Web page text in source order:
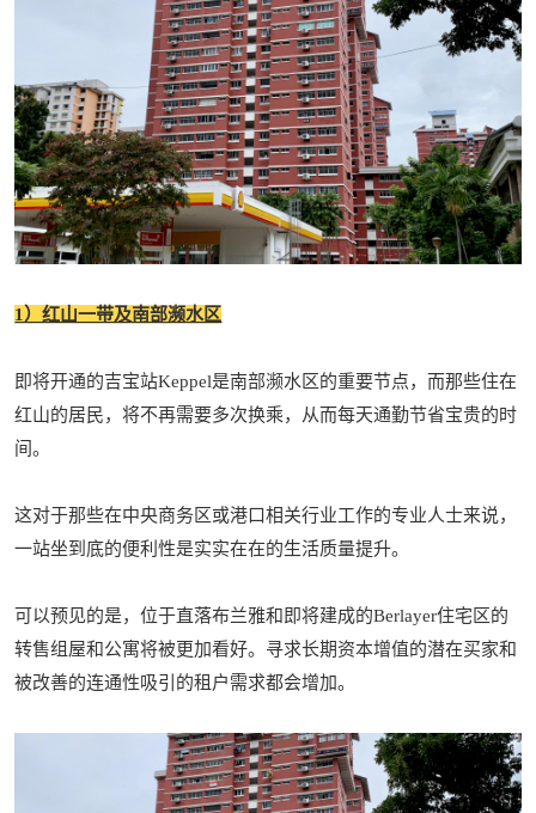
1）红山一带及南部濒水区
即将开通的吉宝站Keppel是南部濒水区的重要节点，而那些住在
红山的居民，将不再需要多次换乘，从而每天通勤节省宝贵的时
间。
这对于那些在中央商务区或港口相关行业工作的专业人士来说，
一站坐到底的便利性是实实在在的生活质量提升。
可以预见的是，位于直落布兰雅和即将建成的Berlayer住宅区的
转售组屋和公寓将被更加看好。寻求长期资本增值的潜在买家和
被改善的连通性吸引的租户需求都会增加。